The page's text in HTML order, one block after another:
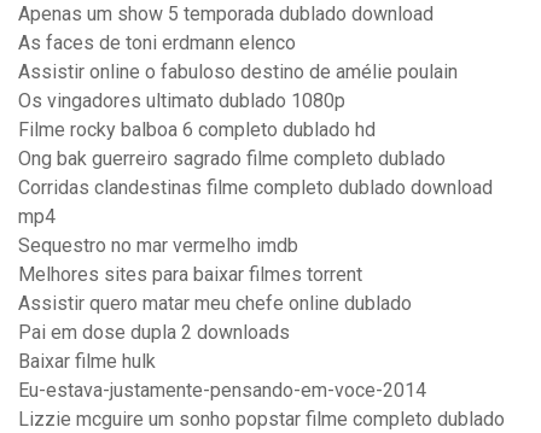
Apenas um show 5 temporada dublado download
As faces de toni erdmann elenco
Assistir online o fabuloso destino de amélie poulain
Os vingadores ultimato dublado 1080p
Filme rocky balboa 6 completo dublado hd
Ong bak guerreiro sagrado filme completo dublado
Corridas clandestinas filme completo dublado download
mp4
Sequestro no mar vermelho imdb
Melhores sites para baixar filmes torrent
Assistir quero matar meu chefe online dublado
Pai em dose dupla 2 downloads
Baixar filme hulk
Eu-estava-justamente-pensando-em-voce-2014
Lizzie mcguire um sonho popstar filme completo dublado